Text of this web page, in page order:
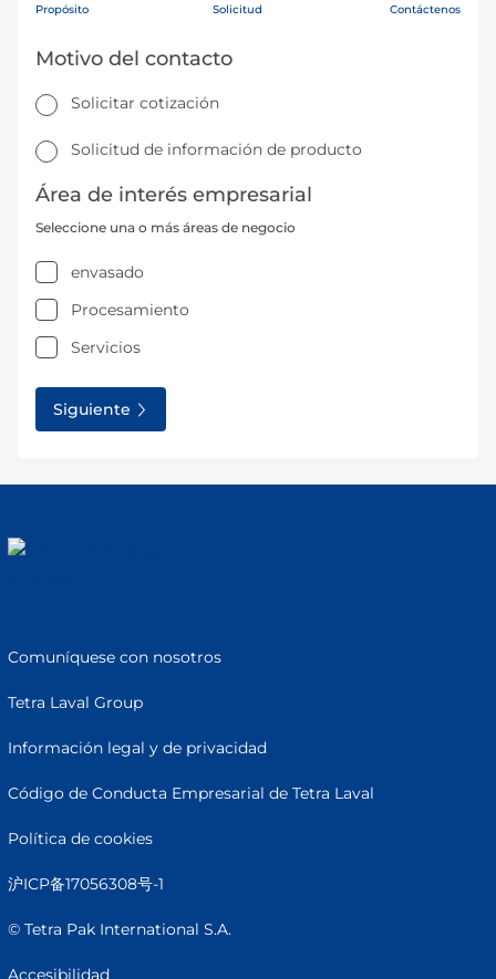
Propósito Solicitud Contáctenos
Motivo del contacto
Solicitar cotización
Solicitud de información de producto
Área de interés empresarial
Seleccione una o más áreas de negocio
envasado
Procesamiento
Servicios
Siguiente
Comuníquese con nosotros
Tetra Laval Group
Información legal y de privacidad
Código de Conducta Empresarial de Tetra Laval
Política de cookies
沪ICP备17056308号-1
© Tetra Pak International S.A.
Accesibilidad